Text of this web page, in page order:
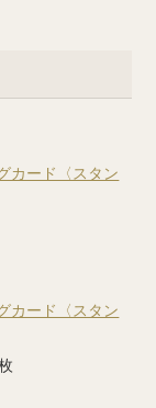
カード〈スタン
カード〈スタン